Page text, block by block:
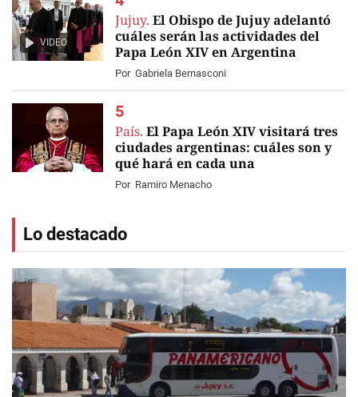
VIDEO
Jujuy. El Obispo de Jujuy adelantó
cuáles serán las actividades del
Papa León XIV en Argentina
Por Gabriela Bernasconi
País. El Papa León XIV visitará tres
ciudades argentinas: cuáles son y
qué hará en cada una
Por Ramiro Menacho
Lo destacado